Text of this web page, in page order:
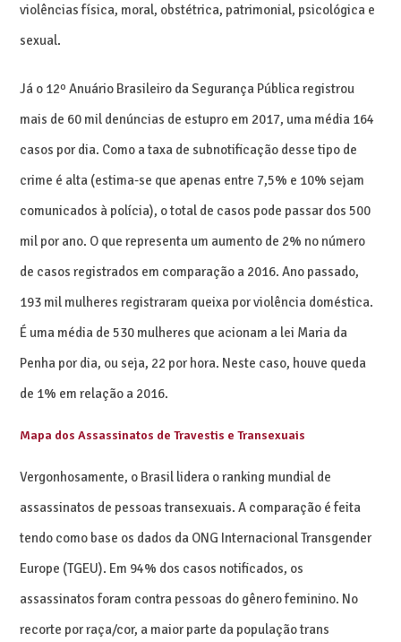
violências física, moral, obstétrica, patrimonial, psicológica e
sexual.
Já o 12º Anuário Brasileiro da Segurança Pública registrou
mais de 60 mil denúncias de estupro em 2017, uma média 164
casos por dia. Como a taxa de subnotificação desse tipo de
crime é alta (estima-se que apenas entre 7,5% e 10% sejam
comunicados à polícia), o total de casos pode passar dos 500
mil por ano. O que representa um aumento de 2% no número
de casos registrados em comparação a 2016. Ano passado,
193 mil mulheres registraram queixa por violência doméstica.
É uma média de 530 mulheres que acionam a lei Maria da
Penha por dia, ou seja, 22 por hora. Neste caso, houve queda
de 1% em relação a 2016.
Mapa dos Assassinatos de Travestis e Transexuais
Vergonhosamente, o Brasil lidera o ranking mundial de
assassinatos de pessoas transexuais. A comparação é feita
tendo como base os dados da ONG Internacional Transgender
Europe (TGEU). Em 94% dos casos notificados, os
assassinatos foram contra pessoas do gênero feminino. No
recorte por raça/cor, a maior parte da população trans